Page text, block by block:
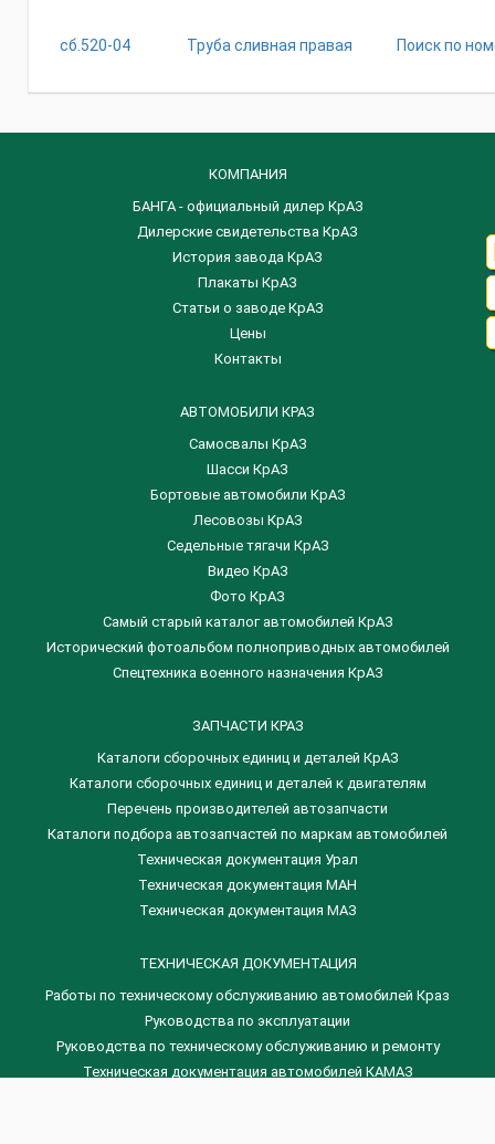
сб.520-04 Труба сливная правая Поиск по
КОМПАНИЯ
БАНГА - официальный дилер КрАЗ
Дилерские свидетельства КрАЗ
История завода КрАЗ
Плакаты КрАЗ
Статьи о заводе КрАЗ
Цены
Контакты
АВТОМОБИЛИ КРАЗ
Самосвалы КрАЗ
Шасси КрАЗ
Бортовые автомобили КрАЗ
Лесовозы КрАЗ
Седельные тягачи КрАЗ
Видео КрАЗ
Фото КрАЗ
Самый старый каталог автомобилей КрАЗ
Исторический фотоальбом полноприводных автомобилей
Спецтехника военного назначения КрАЗ
ЗАПЧАСТИ КРАЗ
Каталоги сборочных единиц и деталей КрАЗ
​Каталоги сборочных единиц и деталей к двигателям
Перечень производителей автозапчасти
Каталоги подбора автозапчастей по маркам автомобилей
Техническая документация Урал
Техническая документация МАН
Техническая документация МАЗ
ТЕХНИЧЕСКАЯ ДОКУМЕНТАЦИЯ
Работы по техническому обслуживанию автомобилей Краз
Руководства по эксплуатации
Руководства по техническому обслуживанию и ремонту
Техническая документация автомобилей КАМАЗ